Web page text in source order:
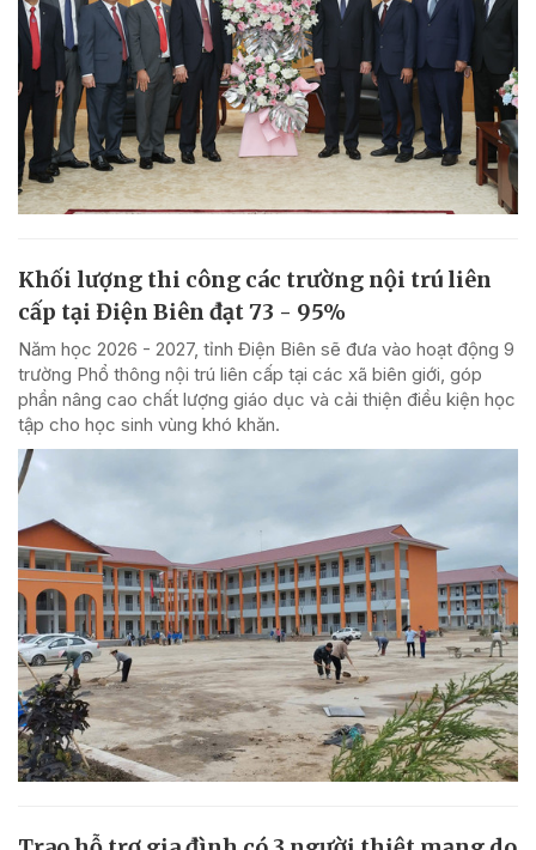
Khối lượng thi công các trường nội trú liên
cấp tại Điện Biên đạt 73 - 95%
Năm học 2026 - 2027, tỉnh Điện Biên sẽ đưa vào hoạt động 9
trường Phổ thông nội trú liên cấp tại các xã biên giới, góp
phần nâng cao chất lượng giáo dục và cải thiện điều kiện học
tập cho học sinh vùng khó khăn.